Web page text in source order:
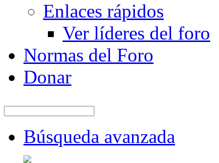
Enlaces rápidos
Ver líderes del foro
Normas del Foro
Donar
Búsqueda avanzada